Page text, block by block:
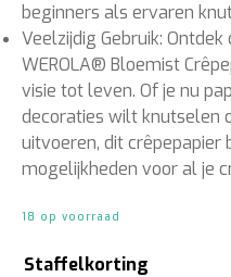
beginners als ervaren
Veelzijdig Gebruik:
WEROLA® Bloemist
visie tot leven. Of je nu
decoraties wilt knutselen
uitvoeren, dit crêpepapier
mogelijkheden voor al je
18 op voorraad
Staffelkorting